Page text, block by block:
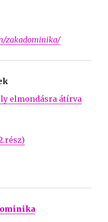
zakadominika/
elmondásra átírva